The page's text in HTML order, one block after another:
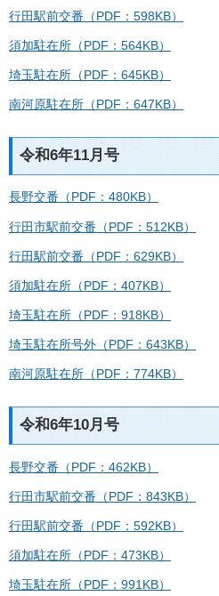
行田駅前交番（PDF：598KB）
須加駐在所（PDF：564KB）
埼玉駐在所（PDF：645KB）
南河原駐在所（PDF：647KB）
令和6年11月号
長野交番（PDF：480KB）
行田市駅前交番（PDF：512KB）
行田駅前交番（PDF：629KB）
須加駐在所（PDF：407KB）
埼玉駐在所（PDF：918KB）
埼玉駐在所号外（PDF：643KB）
南河原駐在所（PDF：774KB）
令和6年10月号
長野交番（PDF：462KB）
行田市駅前交番（PDF：843KB）
行田駅前交番（PDF：592KB）
須加駐在所（PDF：473KB）
埼玉駐在所（PDF：991KB）